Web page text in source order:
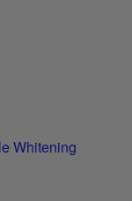
Whitening